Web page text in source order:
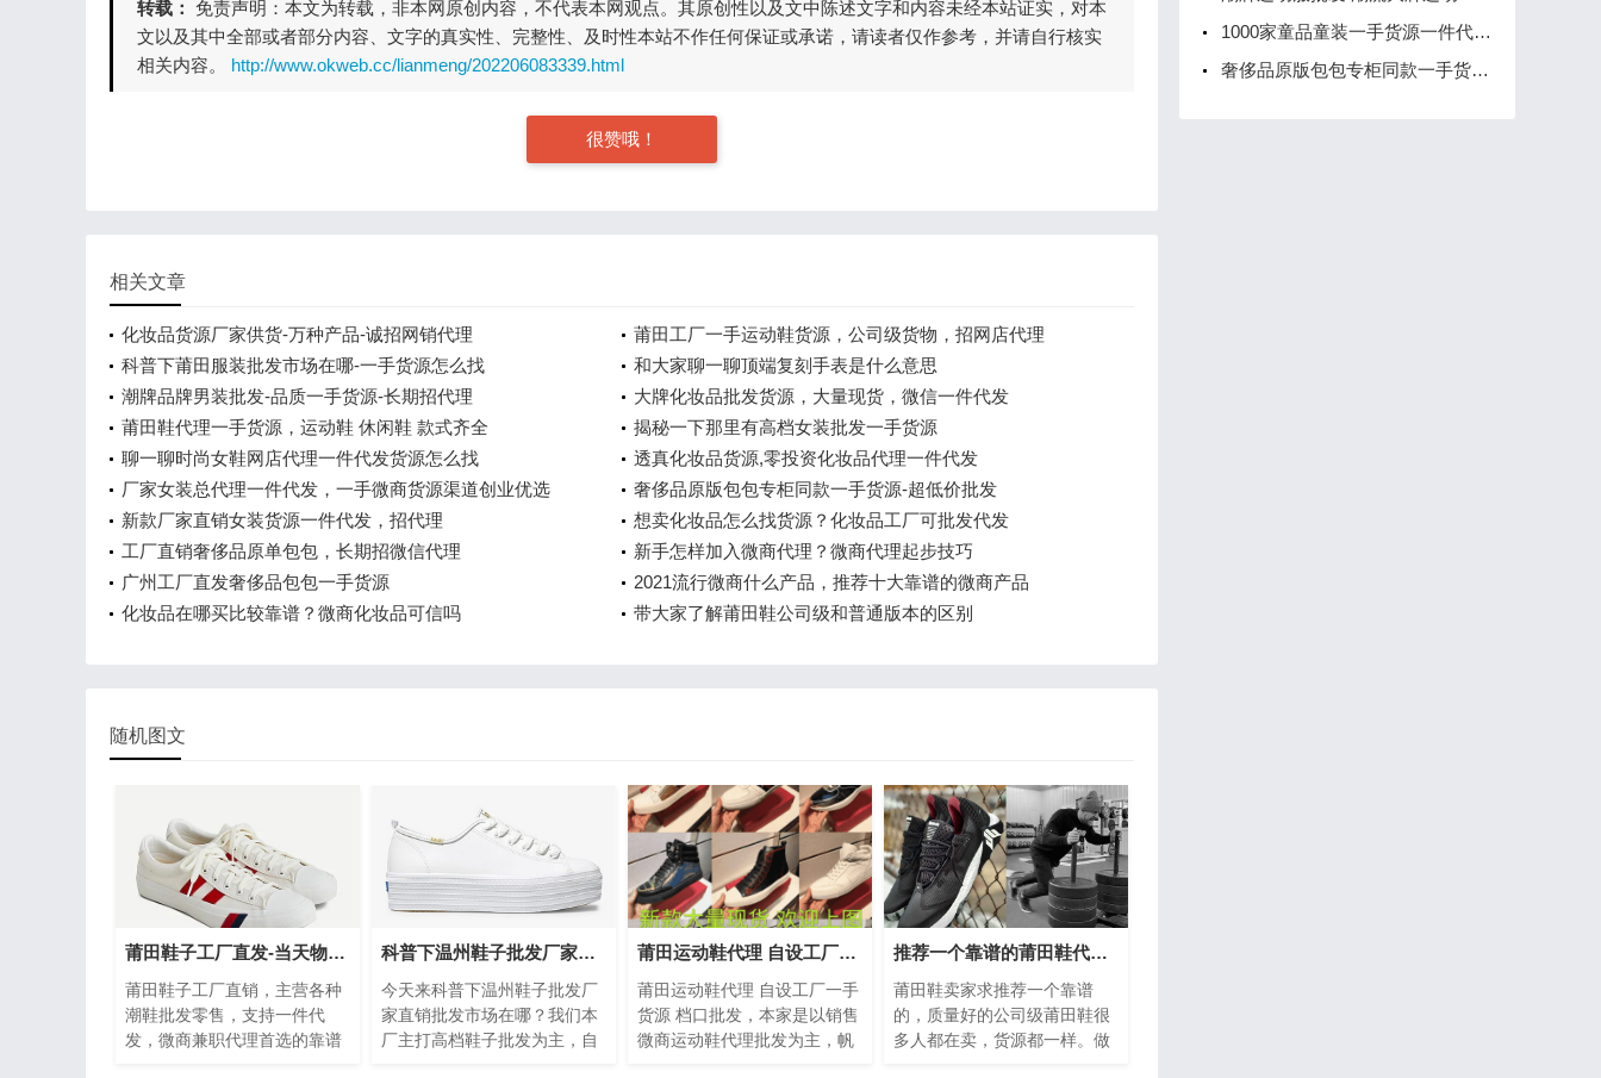
转载： 免责声明：本文为转载，非本网原创内容，不代表本网观点。其原创性以及文中陈述文字和内容未经本站证实，对本
文以及其中全部或者部分内容、文字的真实性、完整性、及时性本站不作任何保证或承诺，请读者仅作参考，并请自行核实
相关内容。 http://www.okweb.cc/lianmeng/202206083339.html
很赞哦！
相关文章
化妆品货源厂家供货-万种产品-诚招网销代理
莆田工厂一手运动鞋货源，公司级货物，招网店代理
科普下莆田服装批发市场在哪-一手货源怎么找
和大家聊一聊顶端复刻手表是什么意思
潮牌品牌男装批发-品质一手货源-长期招代理
大牌化妆品批发货源，大量现货，微信一件代发
莆田鞋代理一手货源，运动鞋 休闲鞋 款式齐全
揭秘一下那里有高档女装批发一手货源
聊一聊时尚女鞋网店代理一件代发货源怎么找
透真化妆品货源,零投资化妆品代理一件代发
厂家女装总代理一件代发，一手微商货源渠道创业优选
奢侈品原版包包专柜同款一手货源-超低价批发
新款厂家直销女装货源一件代发，招代理
想卖化妆品怎么找货源？化妆品工厂可批发代发
工厂直销奢侈品原单包包，长期招微信代理
新手怎样加入微商代理？微商代理起步技巧
广州工厂直发奢侈品包包一手货源
2021流行微商什么产品，推荐十大靠谱的微商产品
化妆品在哪买比较靠谱？微商化妆品可信吗
带大家了解莆田鞋公司级和普通版本的区别
随机图文
莆田鞋子工厂直发-当天物流-代理首选的靠谱货源
莆田鞋子工厂直销，主营各种
潮鞋批发零售，支持一件代
发，微商兼职代理首选的靠谱
科普下温州鞋子批发厂家直销批发市场在哪
今天来科普下温州鞋子批发厂
家直销批发市场在哪？我们本
厂主打高档鞋子批发为主，自
莆田运动鞋代理 自设工厂一手货源 档口批发
莆田运动鞋代理 自设工厂一手
货源 档口批发，本家是以销售
微商运动鞋代理批发为主，帆
推荐一个靠谱的莆田鞋代理-6年实体档口代发-支持批发
莆田鞋卖家求推荐一个靠谱
的，质量好的公司级莆田鞋很
多人都在卖，货源都一样。做
1000家童品童装一手货源一件代发，诚邀您加盟
奢侈品原版包包专柜同款一手货源-超低价批发